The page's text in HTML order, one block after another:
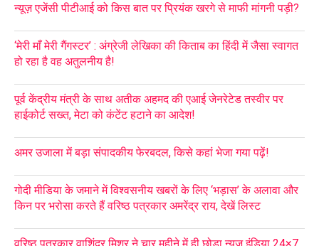
न्यूज़ एजेंसी पीटीआई को किस बात पर प्रियंक खरगे से माफी मांगनी पड़ी?
‘मेरी माँ मेरी गैंगस्टर’ : अंग्रेजी लेखिका की किताब का हिंदी में जैसा स्वागत
हो रहा है वह अतुलनीय है!
पूर्व केंद्रीय मंत्री के साथ अतीक अहमद की एआई जेनरेटेड तस्वीर पर
हाईकोर्ट सख्त, मेटा को कंटेंट हटाने का आदेश!
अमर उजाला में बड़ा संपादकीय फेरबदल, किसे कहां भेजा गया पढ़ें!
गोदी मीडिया के जमाने में विश्वसनीय खबरों के लिए ‘भड़ास’ के अलावा और
किन पर भरोसा करते हैं वरिष्ठ पत्रकार अमरेंद्र राय, देखें लिस्ट